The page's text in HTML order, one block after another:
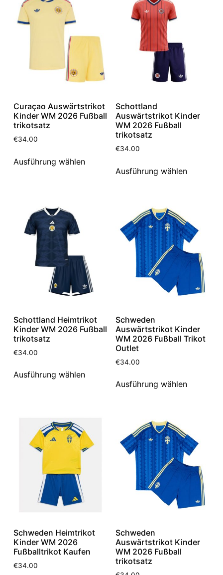
Curaçao Auswärtstrikot
Kinder WM 2026 Fußball
trikotsatz
€34.00
Ausführung wählen
Schottland
Auswärtstrikot Kinder
WM 2026 Fußball
trikotsatz
€34.00
Ausführung wählen
Schottland Heimtrikot
Kinder WM 2026 Fußball
trikotsatz
€34.00
Ausführung wählen
Schweden
Auswärtstrikot Kinder
WM 2026 Fußball Trikot
Outlet
€34.00
Ausführung wählen
Schweden Heimtrikot
Kinder WM 2026
Fußballtrikot Kaufen
€34.00
Schweden
Auswärtstrikot Kinder
WM 2026 Fußball
trikotsatz